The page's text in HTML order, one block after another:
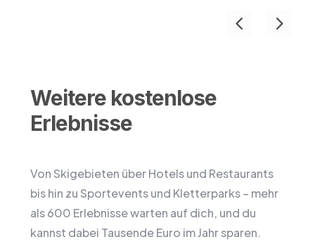
Weitere kostenlose
Erlebnisse
Von Skigebieten über Hotels und Restaurants
bis hin zu Sportevents und Kletterparks – mehr
als 600 Erlebnisse warten auf dich, und du
kannst dabei Tausende Euro im Jahr sparen.